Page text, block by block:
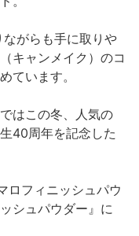
がらも手に取りや
キャンメイク）のコ
ています。
はこの冬、人気の
40周年を記念した
ロフィニッシュパウ
シュパウダー』に